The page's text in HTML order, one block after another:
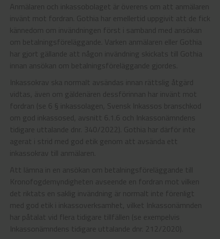
Anmälaren och inkassobolaget är överens om att anmälaren
invänt mot fordran. Gothia har emellertid uppgivit att de fick
kännedom om invändningen först i samband med ansökan
om betalningsföreläggande. Varken anmälaren eller Gothia
har gjort gällande att någon invändning skickats till Gothia
innan ansökan om betalningsföreläggande gjordes.
Inkassokrav ska normalt avsändas innan rättslig åtgärd
vidtas, även om gäldenären dessförinnan har invänt mot
fordran (se 6 § inkassolagen, Svensk Inkassos branschkod
om god inkassosed, avsnitt 6.1.6 och Inkassonämndens
tidigare uttalande dnr. 340/2022). Gothia har därför inte
agerat i strid med god etik genom att avsända ett
inkassokrav till anmälaren.
Att lämna in en ansökan om betalningsföreläggande till
Kronofogdemyndigheten avseende en fordran mot vilken
det riktats en saklig invändning är normalt inte förenligt
med god etik i inkassoverksamhet, vilket Inkassonämnden
har påtalat vid flera tidigare tillfällen (se exempelvis
Inkassonämndens tidigare uttalande dnr. 212/2020).